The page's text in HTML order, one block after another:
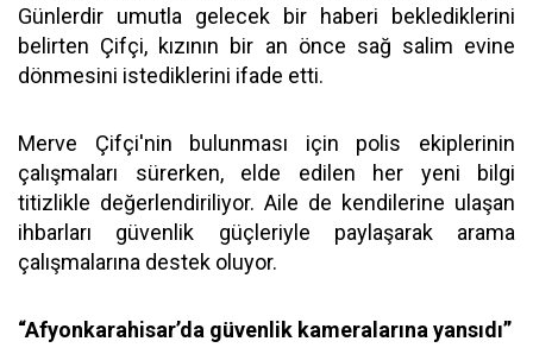
Günlerdir umutla gelecek bir haberi beklediklerini
belirten Çifçi, kızının bir an önce sağ salim evine
dönmesini istediklerini ifade etti.
Merve Çifçi'nin bulunması için polis ekiplerinin
çalışmaları sürerken, elde edilen her yeni bilgi
titizlikle değerlendiriliyor. Aile de kendilerine ulaşan
ihbarları güvenlik güçleriyle paylaşarak arama
çalışmalarına destek oluyor.
“Afyonkarahisar’da güvenlik kameralarına yansıdı”